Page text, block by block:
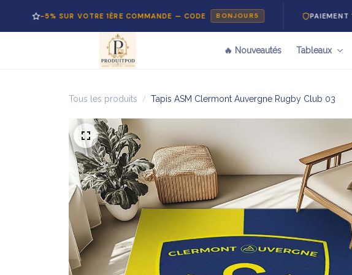
SUR VOTRE 1ÈRE COMMANDE — CODE BONJOUR5 PAIEMENT 100%
🔥 Nouveautés Tableaux
Tous les produits Tapis ASM Clermont Auvergne Rugby Club 03